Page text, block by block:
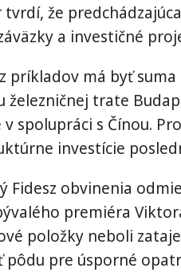
že
a investičné
príkladov má byť
železničnej trate
v spolupráci s Čínou.
investície
Fidesz obvinenia
premiéra
položky neboli
pôdu pre úsporné